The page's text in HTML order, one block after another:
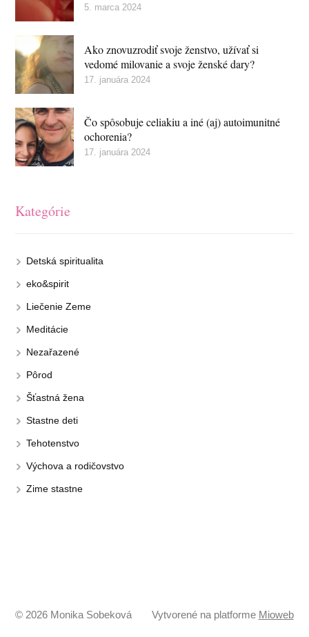
5. marca 2024
Ako znovuzrodiť svoje ženstvo, užívať si
vedomé milovanie a svoje ženské dary?
17. januára 2024
Čo spôsobuje celiakiu a iné (aj) autoimunitné
ochorenia?
17. januára 2024
Kategórie
Detská spiritualita
eko&spirit
Liečenie Zeme
Meditácie
Nezařazené
Pôrod
Šťastná žena
Stastne deti
Tehotenstvo
Výchova a rodičovstvo
Zime stastne
© 2026 Monika Sobeková Vytvorené na platforme Mioweb